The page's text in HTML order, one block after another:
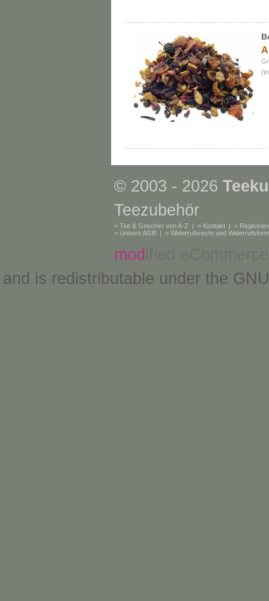
© 2003 - 2026
Teezubehör
> Tee & Geschirr von A-Z | > Kontakt | >
> Unsere AGB | > Widerrufsrecht und
mod
and is redistributable under the